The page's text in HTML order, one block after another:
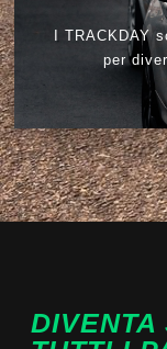
I TRACKDAY
per
DIVENTA